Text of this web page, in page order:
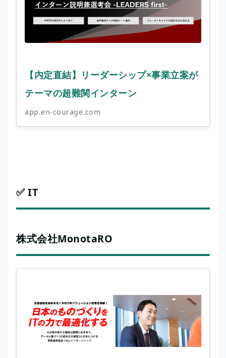
【内定直結】リーダーシップ×事業立案が
テーマの超難関インターン
app.en-courage.com
✅ IT
株式会社MonotaRO